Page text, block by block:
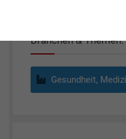
Branchen & Themen:
Gesundheit,